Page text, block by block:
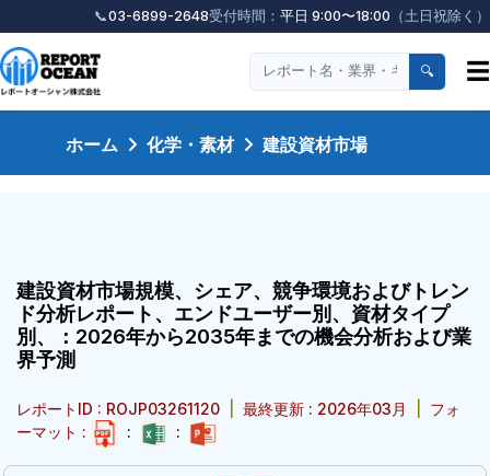
📞03-6899-2648受付時間： 平日 9:00〜18:00 （土日祝除く）
🔍 ☰
ホーム 化学・素材 建設資材市場
建設資材市場規模、シェア、競争環境およびトレン
ド分析レポート、エンドユーザー別、資材タイプ
別、：2026年から2035年までの機会分析および業
界予測
レポートID : ROJP03261120 最終更新 : 2026年03月
フォ
ーマット :
: :